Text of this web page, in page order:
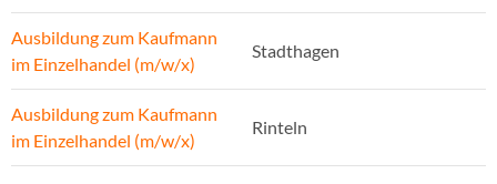
Ausbildung zum Kaufmann
im Einzelhandel (m/w/x)
Stadthagen
Ausbildung zum Kaufmann
im Einzelhandel (m/w/x)
Rinteln